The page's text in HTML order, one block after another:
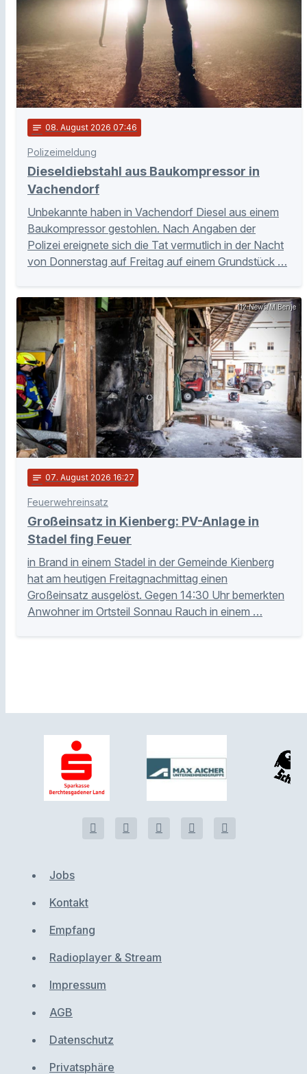
notes 08. August 2026 07:46
Polizeimeldung
Dieseldiebstahl aus Baukompressor in
Vachendorf
Unbekannte haben in Vachendorf Diesel aus einem
Baukompressor gestohlen. Nach Angaben der
Polizei ereignete sich die Tat vermutlich in der Nacht
von Donnerstag auf Freitag auf einem Grundstück …
112 News/M.Benje
notes 07. August 2026 16:27
Feuerwehreinsatz
Großeinsatz in Kienberg: PV-Anlage in
Stadel fing Feuer
in Brand in einem Stadel in der Gemeinde Kienberg
hat am heutigen Freitagnachmittag einen
Großeinsatz ausgelöst. Gegen 14:30 Uhr bemerkten
Anwohner im Ortsteil Sonnau Rauch in einem …
Jobs
Kontakt
Empfang
Radioplayer & Stream
Impressum
AGB
Datenschutz
Privatsphäre